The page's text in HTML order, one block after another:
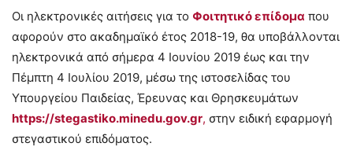
Οι ηλεκτρονικές αιτήσεις για το Φοιτητικό επίδομα που
αφορούν στο ακαδημαϊκό έτος 2018-19, θα υποβάλλονται
ηλεκτρονικά από σήμερα 4 Ιουνίου 2019 έως και την
Πέμπτη 4 Ιουλίου 2019, μέσω της ιστοσελίδας του
Υπουργείου Παιδείας, Έρευνας και Θρησκευμάτων
https://stegastiko.minedu.gov.gr, στην ειδική εφαρμογή
στεγαστικού επιδόματος.